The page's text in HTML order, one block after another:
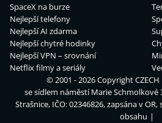
SpaceX na burze
Nejlepší telefony
Nejlepší AI zdarma
Nejlepší chytré hodinky
Nejlepší VPN – srovnání
Netflix filmy a seriály
© 2001 - 2026 CopyrightCZECH
se sídlem náměstí Marie Schmolkové
Strašnice, IČO: 02346826, zapsána v
obsahu